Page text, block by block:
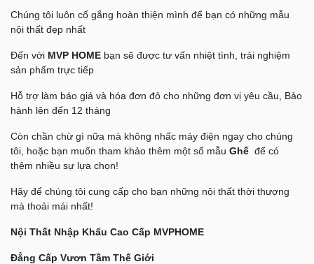
Chúng tôi luôn cố gắng hoàn thiện mình để bạn có những mẫu
nội thất đẹp nhất
Đến với MVP HOME bạn sẽ được tư vấn nhiệt tình, trải nghiệm
sản phẩm trực tiếp
Hỗ trợ làm báo giá và hóa đơn đỏ cho những đơn vị yêu cầu, Bảo
hành lên đến 12 tháng
Còn chần chừ gì nữa mà không nhấc máy điện ngay cho chúng
tôi, hoặc bạn muốn tham khảo thêm một số mẫu Ghế để có
thêm nhiều sự lựa chọn!
Hãy để chúng tôi cung cấp cho bạn những nội thất thời thượng
mà thoải mái nhất!
Nội Thất Nhập Khẩu Cao Cấp MVPHOME
Đẳng Cấp Vươn Tầm Thế Giới